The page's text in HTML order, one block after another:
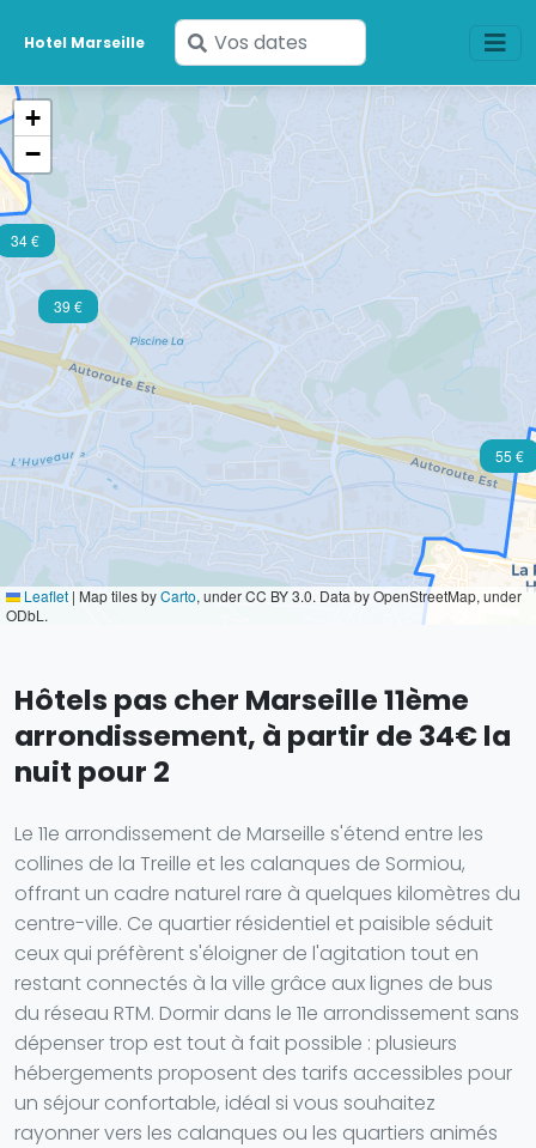
Hotel Marseille
Saisissez
vos
dates
34 €
39 €
55 €
+
−
Leaflet | Map tiles byCarto, under CC BY 3.0. Data by OpenStreetMap, under
ODbL.
Hôtels pas cher Marseille 11ème
arrondissement, à partir de 34€ la
nuit pour 2
Le 11e arrondissement de Marseille s'étend entre les
collines de la Treille et les calanques de Sormiou,
offrant un cadre naturel rare à quelques kilomètres du
centre-ville. Ce quartier résidentiel et paisible séduit
ceux qui préfèrent s'éloigner de l'agitation tout en
restant connectés à la ville grâce aux lignes de bus
du réseau RTM. Dormir dans le 11e arrondissement sans
dépenser trop est tout à fait possible : plusieurs
hébergements proposent des tarifs accessibles pour
un séjour confortable, idéal si vous souhaitez
rayonner vers les calanques ou les quartiers animés